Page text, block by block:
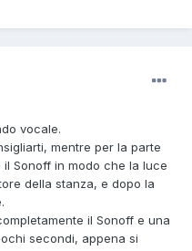
vocale.
mentre per la parte
Sonoff in modo che la luce
della stanza, e dopo la
il Sonoff e una
secondi, appena si